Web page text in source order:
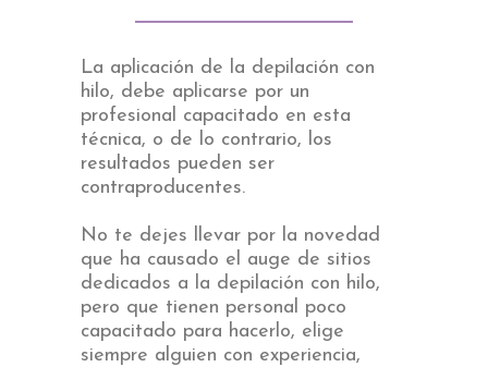
La aplicación de la depilación con
hilo, debe aplicarse por un
profesional capacitado en esta
técnica, o de lo contrario, los
resultados pueden ser
contraproducentes.
No te dejes llevar por la novedad
que ha causado el auge de sitios
dedicados a la depilación con hilo,
pero que tienen personal poco
capacitado para hacerlo, elige
siempre alguien con experiencia,